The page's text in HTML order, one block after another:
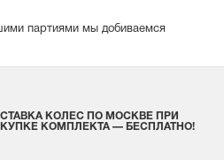
партиями мы добиваемся
КОЛЕС ПО МОСКВЕ ПРИ
КОМПЛЕКТА — БЕСПЛАТНО!